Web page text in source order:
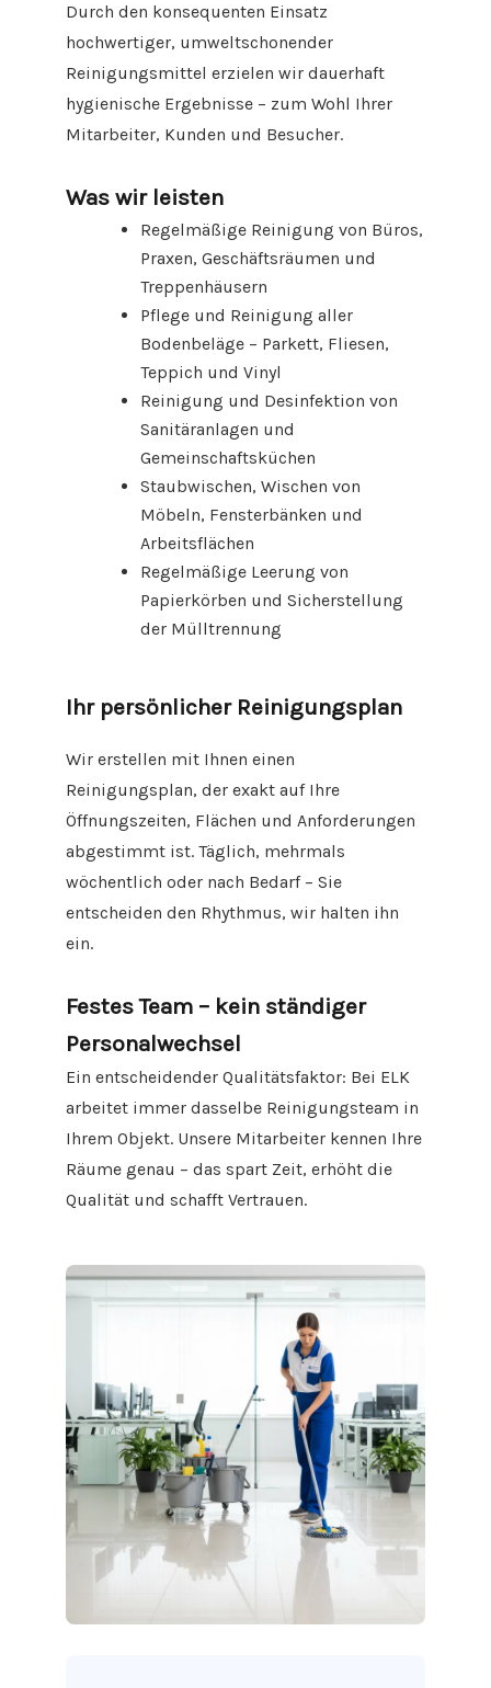
Durch den konsequenten Einsatz
hochwertiger, umweltschonender
Reinigungsmittel erzielen wir dauerhaft
hygienische Ergebnisse – zum Wohl Ihrer
Mitarbeiter, Kunden und Besucher.
Was wir leisten
Regelmäßige Reinigung von Büros,
Praxen, Geschäftsräumen und
Treppenhäusern
Pflege und Reinigung aller
Bodenbeläge – Parkett, Fliesen,
Teppich und Vinyl
Reinigung und Desinfektion von
Sanitäranlagen und
Gemeinschaftsküchen
Staubwischen, Wischen von
Möbeln, Fensterbänken und
Arbeitsflächen
Regelmäßige Leerung von
Papierkörben und Sicherstellung
der Mülltrennung
Ihr persönlicher Reinigungsplan
Wir erstellen mit Ihnen einen
Reinigungsplan, der exakt auf Ihre
Öffnungszeiten, Flächen und Anforderungen
abgestimmt ist. Täglich, mehrmals
wöchentlich oder nach Bedarf – Sie
entscheiden den Rhythmus, wir halten ihn
ein.
Festes Team – kein ständiger
Personalwechsel
Ein entscheidender Qualitätsfaktor: Bei ELK
arbeitet immer dasselbe Reinigungsteam in
Ihrem Objekt. Unsere Mitarbeiter kennen Ihre
Räume genau – das spart Zeit, erhöht die
Qualität und schafft Vertrauen.